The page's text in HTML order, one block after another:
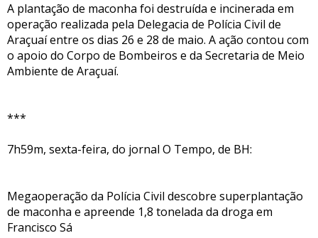
A plantação de maconha foi destruída e incinerada em
operação realizada pela Delegacia de Polícia Civil de
Araçuaí entre os dias 26 e 28 de maio. A ação contou com
o apoio do Corpo de Bombeiros e da Secretaria de Meio
Ambiente de Araçuaí.
***
7h59m, sexta-feira, do jornal O Tempo, de BH:
Megaoperação da Polícia Civil descobre superplantação
de maconha e apreende 1,8 tonelada da droga em
Francisco Sá